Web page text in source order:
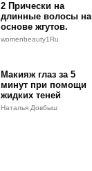
2 Прически на
длинные волосы на
основе жгутов.
womenbeauty1Ru
Макияж глаз за 5
минут при помощи
жидких теней
Наталья Довбыш